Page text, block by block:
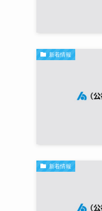
新着情報
新着情報